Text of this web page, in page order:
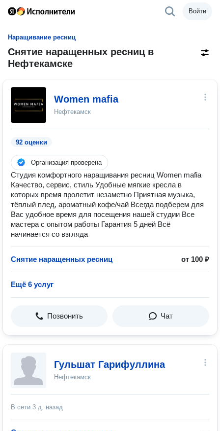
Войти
Наращивание ресниц
Снятие наращенных ресниц в
Нефтекамске
Women mafia
Нефтекамск
92 оценки
Организация проверена
Студия комфортного наращивания ресниц Women mafia
Качество, сервис, стиль Удобные мягкие кресла в
которых время пролетит незаметно Приятная музыка,
тёплый плед, ароматный кофе/чай Всегда подберем для
Вас удобное время для посещения нашей студии Все
мастера с опытом работы Гарантия 5 дней Всё
начинается со взгляда
Снятие наращенных ресниц от 100 ₽
Ещё 6 услуг
Позвонить Чат
Гульшат Гарифуллина
Нефтекамск
В сети 3 д. назад